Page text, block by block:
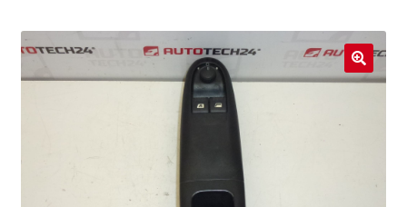
Contatto
Il mio account 🔍